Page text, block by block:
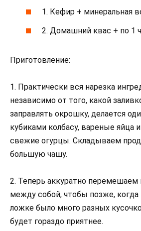
1. Кефир + минеральная
2. Домашний квас + по 1
Приготовление:
1. Практически вся нарезка
независимо от того, какой
заправлять окрошку, делается
кубиками колбасу, вареные яйца
свежие огурцы. Складываем
большую чашу.
2. Теперь аккуратно перемешаем
между собой, чтобы позже, когда
ложке было много разных
будет гораздо приятнее.